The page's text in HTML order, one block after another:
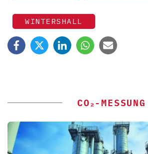
WINTERSHALL
CO₂-MESSUNG